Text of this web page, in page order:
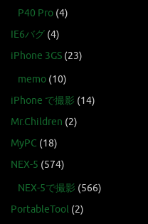
P40 Pro (4)
IE6バグ (4)
iPhone 3GS (23)
memo (10)
iPhone で撮影 (14)
Mr.Children (2)
MyPC (18)
NEX-5 (574)
NEX-5で撮影 (566)
PortableTool (2)